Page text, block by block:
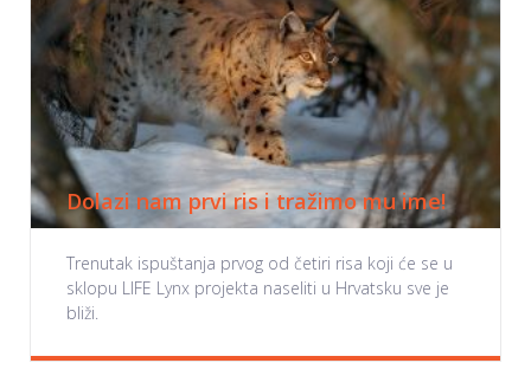
Dolazi nam prvi ris i tražimo mu ime!
Trenutak ispuštanja prvog od četiri risa koji će se u
sklopu LIFE Lynx projekta naseliti u Hrvatsku sve je
bliži.